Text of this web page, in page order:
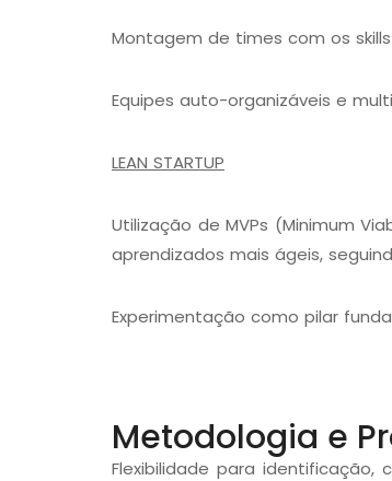
Montagem de times com os
Equipes auto-organizáveis e
LEAN STARTUP
Utilização de MVPs (Minimum
aprendizados mais ágeis,
Experimentação como pilar
Metodologia e
Flexibilidade para